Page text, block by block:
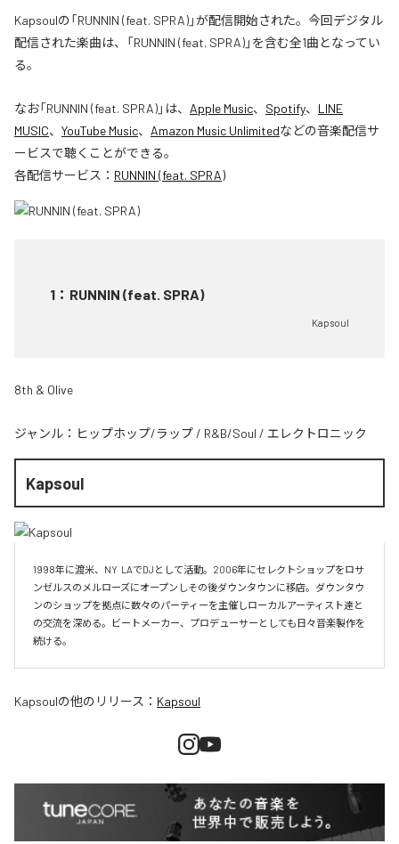
Kapsoulの「RUNNIN (feat. SPRA)」が配信開始された。今回デジタル
配信された楽曲は、「RUNNIN (feat. SPRA)」を含む全1曲となってい
る。
なお「RUNNIN (feat. SPRA)」は、 Apple Music、 Spotify、 LINE
MUSIC、 YouTube Music、 Amazon Music Unlimitedなどの音楽配信サ
ービスで聴くことができる。
各配信サービス： RUNNIN (feat. SPRA)
1 ： RUNNIN (feat. SPRA)
Kapsoul
8th & Olive
ジャンル： ヒップホップ/ラップ / R&B/Soul / エレクトロニック
Kapsoul
1998年に渡米、NY  LAでDJとして活動。2006年にセレクトショップをロサ
ンゼルスのメルローズにオープンしその後ダウンタウンに移店。ダウンタウ
ンのショップを拠点に数々のパーティーを主催しローカルアーティスト達と
の交流を深める。ビートメーカー、プロデューサーとしても日々音楽製作を
続ける。
Kapsoulの他のリリース： Kapsoul